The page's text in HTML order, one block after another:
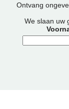
Ontvang
We slaan uw